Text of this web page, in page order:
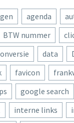
agenda
BTW nummer
data
favicon
google search
interne links